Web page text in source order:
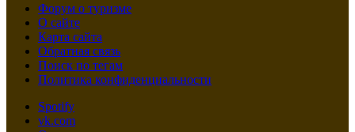
Форум о туризме
О сайте
Карта сайта
Обратная связь
Поиск по тегам
Политика конфиденциальности
Spotify
vk.com